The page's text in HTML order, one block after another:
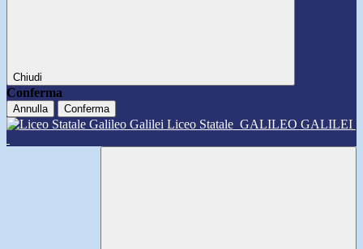
Chiudi
Conferma
Annulla Conferma
Liceo Statale GALILEO GALILEI